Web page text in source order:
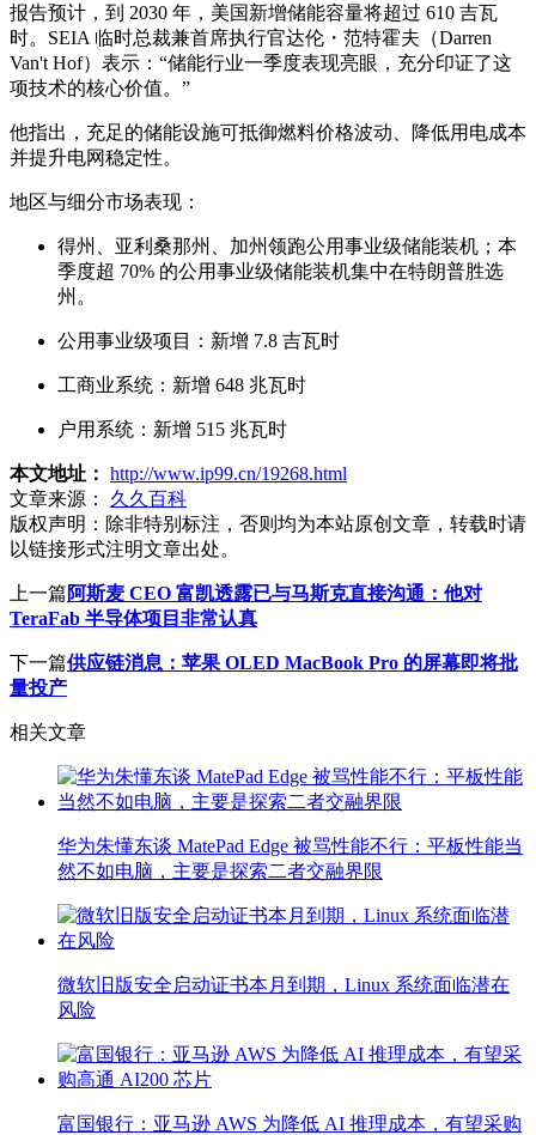
报告预计，到 2030 年，美国新增储能容量将超过 610 吉瓦
时。SEIA 临时总裁兼首席执行官达伦・范特霍夫（Darren
Van't Hof）表示：“储能行业一季度表现亮眼，充分印证了这
项技术的核心价值。”
他指出，充足的储能设施可抵御燃料价格波动、降低用电成本
并提升电网稳定性。
地区与细分市场表现：
得州、亚利桑那州、加州领跑公用事业级储能装机；本
季度超 70% 的公用事业级储能装机集中在特朗普胜选
州。
公用事业级项目：新增 7.8 吉瓦时
工商业系统：新增 648 兆瓦时
户用系统：新增 515 兆瓦时
本文地址： http://www.ip99.cn/19268.html
文章来源：
久久百科
版权声明： 除非特别标注，否则均为本站原创文章，转载时请
以链接形式注明文章出处。
上一篇阿斯麦 CEO 富凯透露已与马斯克直接沟通：他对
TeraFab 半导体项目非常认真
下一篇供应链消息：苹果 OLED MacBook Pro 的屏幕即将批
量投产
相关文章
华为朱懂东谈 MatePad Edge 被骂性能不行：平板性能当
然不如电脑，主要是探索二者交融界限
微软旧版安全启动证书本月到期，Linux 系统面临潜在
风险
富国银行：亚马逊 AWS 为降低 AI 推理成本，有望采购